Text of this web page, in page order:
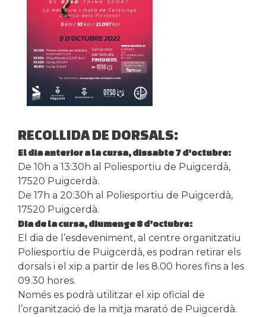
RECOLLIDA DE DORSALS:
El dia anterior a la cursa, dissabte 7 d’octubre:
De 10h a 13:30h al Poliesportiu de Puigcerdà,
17520 Puigcerdà.
De 17h a 20:30h al Poliesportiu de Puigcerdà,
17520 Puigcerdà.
Dia de la cursa, diumenge 8 d’octubre:
El dia de l’esdeveniment, al centre organitzatiu
Poliesportiu de Puigcerdà, es podran retirar els
dorsals i el xip a partir de les 8.00 hores fins a les
09.30 hores.
Només es podrà utilitzar el xip oficial de
l’organització de la mitja marató de Puigcerdà.